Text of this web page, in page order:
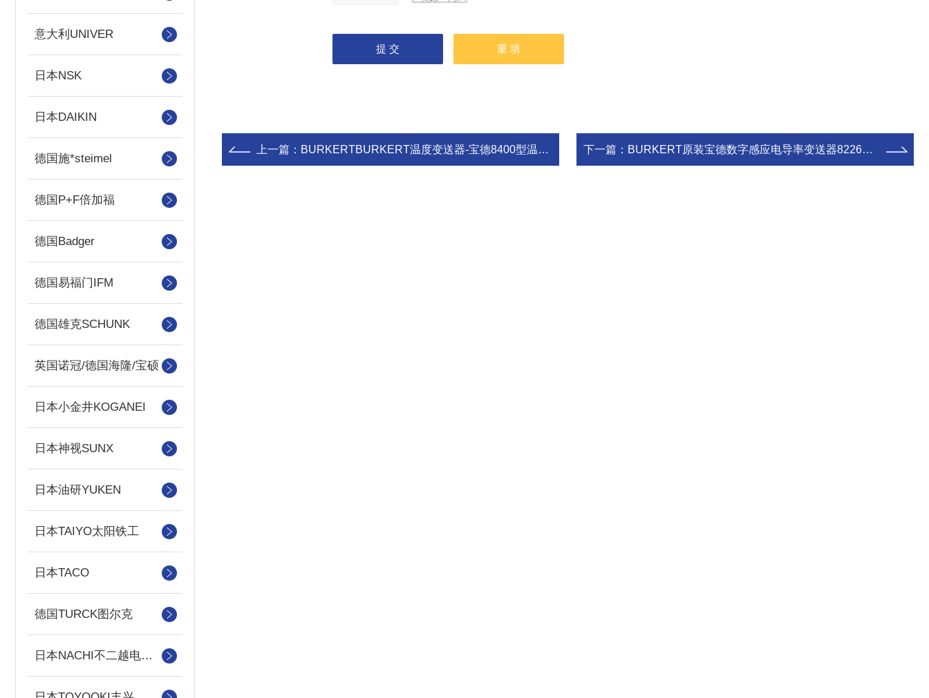
意大利UNIVER
日本NSK
日本DAIKIN
德国施*steimel
德国P+F倍加福
德国Badger
德国易福门IFM
德国雄克SCHUNK
英国诺冠/德国海隆/宝硕
日本小金井KOGANEI
日本神视SUNX
日本油研YUKEN
日本TAIYO太阳铁工
日本TACO
德国TURCK图尔克
日本NACHI不二越电磁阀/泵
上一篇： BURKERTBURKERT温度变送器-宝德8400型温度开关（带显示器） 下一篇： BURKERT原装宝德数字感应电导率变送器8226系列热销